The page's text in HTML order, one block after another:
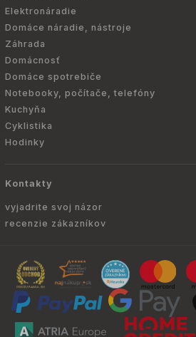
Elektronáradie
Domáce náradie, nástroje
Záhrada
Domácnosť
Domáce spotrebiče
Notebooky, počítače, telefóny
Kuchyňa
Cyklistika
Hodinky
Kontakty
vyjadrite svoj názor
recenzie zákazníkov